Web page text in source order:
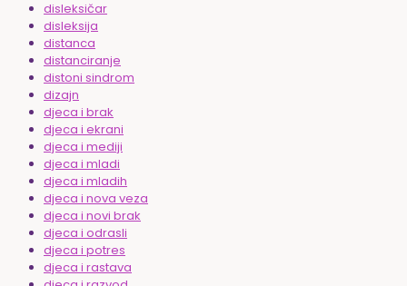
disleksičar
disleksija
distanca
distanciranje
distoni sindrom
dizajn
djeca i brak
djeca i ekrani
djeca i mediji
djeca i mladi
djeca i mladih
djeca i nova veza
djeca i novi brak
djeca i odrasli
djeca i potres
djeca i rastava